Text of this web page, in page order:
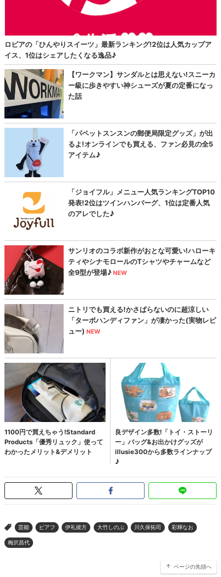
> 芸能 ピアフ 伊礼彼方 大竹しのぶ 川久保拓司 彩輝なお
梅沢昌代
ページの先頭へ